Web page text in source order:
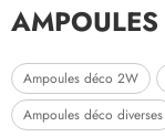
Ampoules déco 2W
Ampoules déco diverses